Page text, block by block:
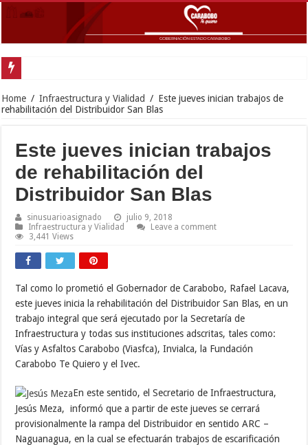
Home / Infraestructura y Vialidad / Este jueves inician trabajos de
rehabilitación del Distribuidor San Blas
Este jueves inician trabajos
de rehabilitación del
Distribuidor San Blas
sinusuarioasignado
julio 9, 2018
Infraestructura y Vialidad
Leave a comment
3,441 Views
Tal como lo prometió el Gobernador de Carabobo, Rafael Lacava,
este jueves inicia la rehabilitación del Distribuidor San Blas, en un
trabajo integral que será ejecutado por la Secretaría de
Infraestructura y todas sus instituciones adscritas, tales como:
Vías y Asfaltos Carabobo (Viasfca), Invialca, la Fundación
Carabobo Te Quiero y el Ivec.
En este sentido, el Secretario de Infraestructura,
Jesús Meza, informó que a partir de este jueves se cerrará
provisionalmente la rampa del Distribuidor en sentido ARC –
Naguanagua, en la cual se efectuarán trabajos de escarificación